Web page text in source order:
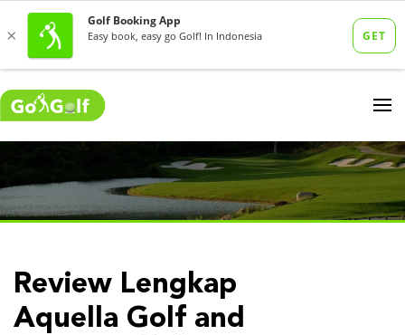
Review Lengkap
Aquella Golf and